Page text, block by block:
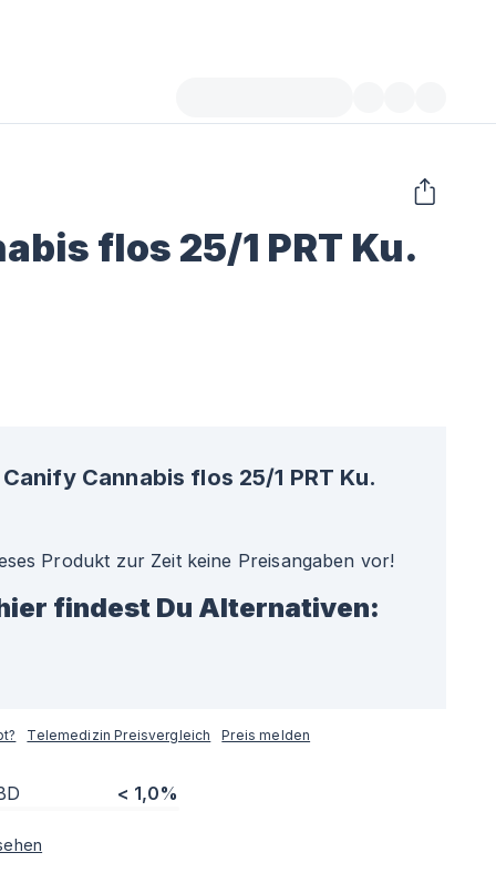
flos 25/1 PRT Ku.
Canify Cannabis flos 25/1 PRT Ku.
Produkt zur Zeit keine Preisangaben vor!
findest Du Alternativen:
Telemedizin Preisvergleich Preis melden
< 1,0%